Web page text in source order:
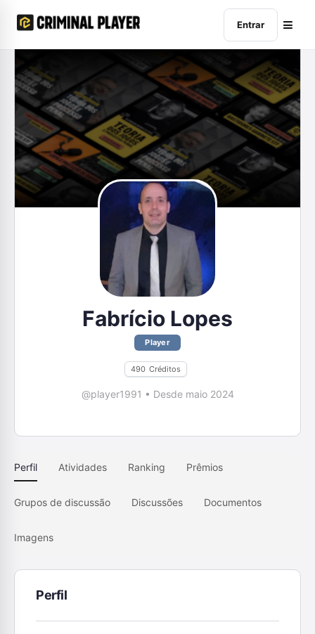
Entrar
Fabrício Lopes
Player
490 Créditos
@player1991 • Desde maio 2024
Perfil Atividades Ranking Prêmios
Grupos de discussão Discussões Documentos
Imagens
Perfil